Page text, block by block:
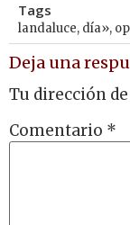
Tags
landaluce, día»,
Deja una
Tu dirección
Comentario *